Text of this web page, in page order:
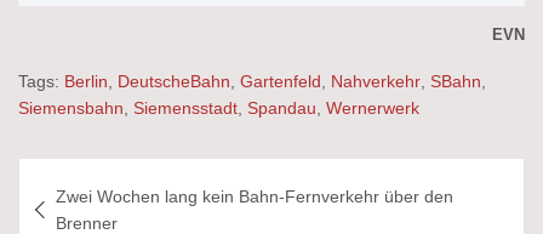
EVN
Tags: Berlin DeutscheBahn Gartenfeld Nahverkehr SBahn
Siemensbahn
Siemensstadt Spandau Wernerwerk
Zwei Wochen lang kein Bahn-Fernverkehr über den
Brenner